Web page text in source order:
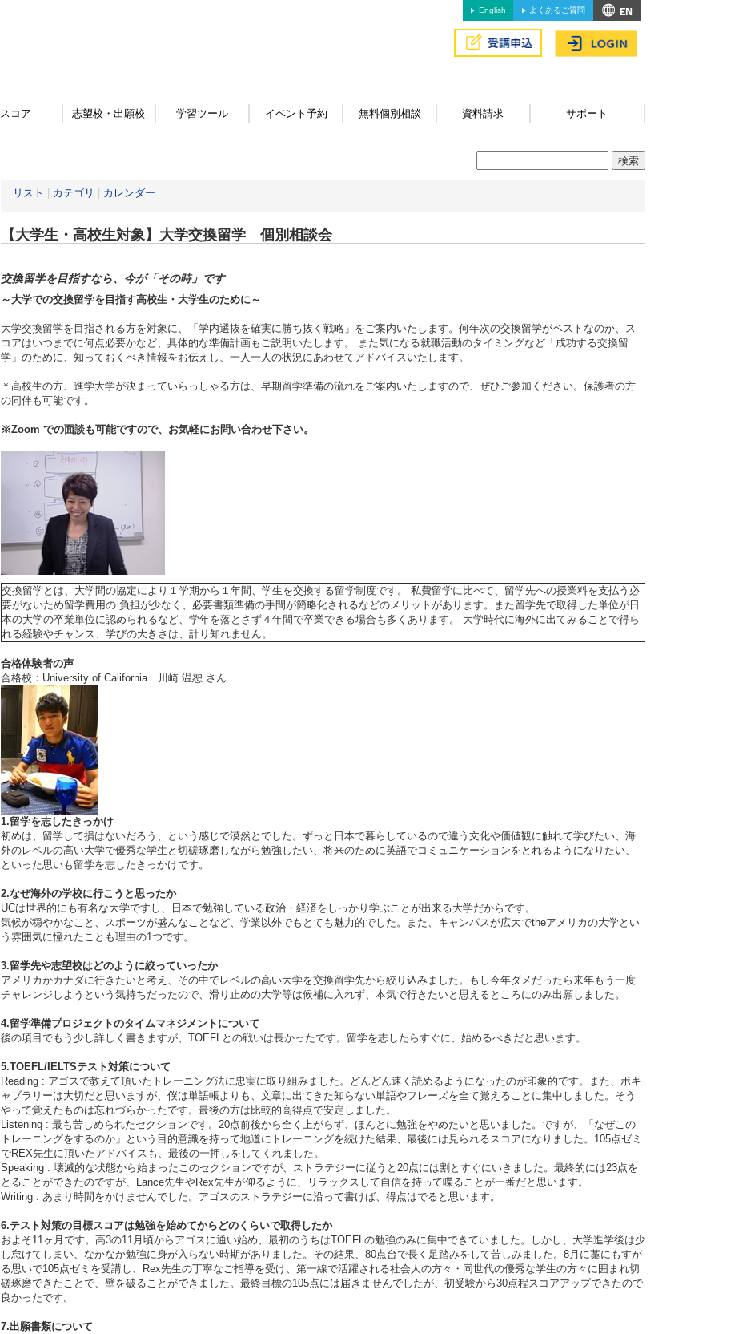
English よくあるご質問
スコア 志望校・出願校 学習ツール イベント予約 無料個別相談 資料請求 サポート
リスト カテゴリ カレンダー
【大学生・高校生対象】大学交換留学 個別相談会
交換留学を目指すなら、今が「その時」です
～大学での交換留学を目指す高校生・大学生のために～
大学交換留学を目指される方を対象に、「学内選抜を確実に勝ち抜く戦略」をご案内いたします。何年次の交換留学がベストなのか、ス
コアはいつまでに何点必要かなど、具体的な準備計画もご説明いたします。 また気になる就職活動のタイミングなど「成功する交換留
学」のために、知っておくべき情報をお伝えし、一人一人の状況にあわせてアドバイスいたします。
＊高校生の方、進学大学が決まっていらっしゃる方は、早期留学準備の流れをご案内いたしますので、ぜひご参加ください。保護者の方
の同伴も可能です。
※Zoom での面談も可能ですので、お気軽にお問い合わせ下さい。
交換留学とは、大学間の協定により１学期から１年間、学生を交換する留学制度です。 私費留学に比べて、留学先への授業料を支払う必
要がないため留学費用の 負担が少なく、必要書類準備の手間が簡略化されるなどのメリットがあります。また留学先で取得した単位が日
本の大学の卒業単位に認められるなど、学年を落とさず４年間で卒業できる場合も多くあります。 大学時代に海外に出てみることで得ら
れる経験やチャンス、学びの大きさは、計り知れません。
合格体験者の声
合格校：University of California 川崎 温恕 さん
1.留学を志したきっかけ
初めは、留学して損はないだろう、という感じで漠然とでした。ずっと日本で暮らしているので違う文化や価値観に触れて学びたい、海
外のレベルの高い大学で優秀な学生と切磋琢磨しながら勉強したい、将来のために英語でコミュニケーションをとれるようになりたい、
といった思いも留学を志したきっかけです。
2.なぜ海外の学校に行こうと思ったか
UCは世界的にも有名な大学ですし、日本で勉強している政治・経済をしっかり学ぶことが出来る大学だからです。
気候が穏やかなこと、スポーツが盛んなことなど、学業以外でもとても魅力的でした。また、キャンパスが広大でtheアメリカの大学とい
う雰囲気に憧れたことも理由の1つです。
3.留学先や志望校はどのように絞っていったか
アメリカかカナダに行きたいと考え、その中でレベルの高い大学を交換留学先から絞り込みました。もし今年ダメだったら来年もう一度
チャレンジしようという気持ちだったので、滑り止めの大学等は候補に入れず、本気で行きたいと思えるところにのみ出願しました。
4.留学準備プロジェクトのタイムマネジメントについて
後の項目でもう少し詳しく書きますが、TOEFLとの戦いは長かったです。留学を志したらすぐに、始めるべきだと思います。
5.TOEFL/IELTSテスト対策について
Reading : アゴスで教えて頂いたトレーニング法に忠実に取り組みました。どんどん速く読めるようになったのが印象的です。また、ボキ
ャブラリーは大切だと思いますが、僕は単語帳よりも、文章に出てきた知らない単語やフレーズを全て覚えることに集中しました。そう
やって覚えたものは忘れづらかったです。最後の方は比較的高得点で安定しました。
Listening : 最も苦しめられたセクションです。20点前後から全く上がらず、ほんとに勉強をやめたいと思いました。ですが、「なぜこの
トレーニングをするのか」という目的意識を持って地道にトレーニングを続けた結果、最後には見られるスコアになりました。105点ゼミ
でREX先生に頂いたアドバイスも、最後の一押しをしてくれました。
Speaking : 壊滅的な状態から始まったこのセクションですが、ストラテジーに従うと20点には割とすぐにいきました。最終的には23点を
とることができたのですが、Lance先生やRex先生が仰るように、リラックスして自信を持って喋ることが一番だと思います。
Writing : あまり時間をかけませんでした。アゴスのストラテジーに沿って書けば、得点はでると思います。
6.テスト対策の目標スコアは勉強を始めてからどのくらいで取得したか
およそ11ヶ月です。高3の11月頃からアゴスに通い始め、最初のうちはTOEFLの勉強のみに集中できていました。しかし、大学進学後は少
し怠けてしまい、なかなか勉強に身が入らない時期がありました。その結果、80点台で長く足踏みをして苦しみました。8月に藁にもすが
る思いで105点ゼミを受講し、Rex先生の丁寧なご指導を受け、第一線で活躍される社会人の方々・同世代の優秀な学生の方々に囲まれ切
磋琢磨できたことで、壁を破ることができました。最終目標の105点には届きませんでしたが、初受験から30点程スコアアップできたので
良かったです。
7.出願書類について